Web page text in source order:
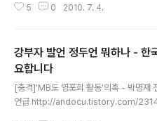
대표와 김문수 경기지사를 동시에 꼽았다
구원(EAI)·한국리서치와 공동으로 ‘2010
했다. 2007년과 2009..
5 0 2010. 7. 4.
강부자 발언 정두언 뭐하나 - 한
요합니다
[충격]'MB도 영포회 활동'의혹 - 박명재
언급 http://